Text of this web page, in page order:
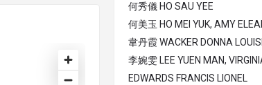
何秀儀 HO SAU YEE
何美玉 HO MEI YUK, AMY
韋丹霞 WACKER DONNA
李婉雯 LEE YUEN MAN,
EDWARDS FRANCIS LIONEL